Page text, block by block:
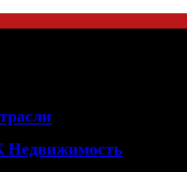
Недвижимость